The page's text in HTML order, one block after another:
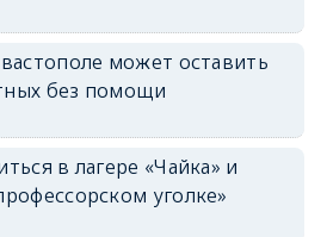
может оставить
без помощи
в лагере «Чайка» и
уголке»